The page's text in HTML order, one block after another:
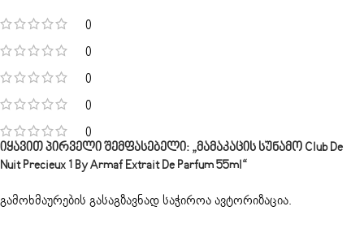
0
0
0
0
0
Იყავით Პირველი Შემფასებელი: „მამაკაცის Სუნამო Club De
Nuit Precieux 1 By Armaf Extrait De Parfum 55ml“
გამოხმაურების გასაგზავნად საჭიროაავტორიზაცია.